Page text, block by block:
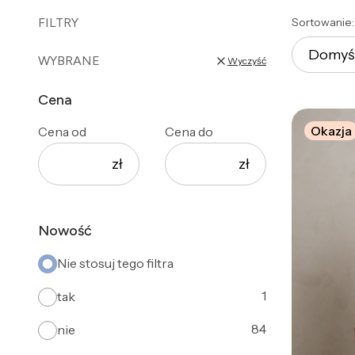
FILTRY
WYBRANE Wyczyść
Cena
Cena od
zł
Cena do
zł
Nowość
Nie stosuj tego filtra
tak 1
nie 84
Lista
Sortowanie:
Okazja